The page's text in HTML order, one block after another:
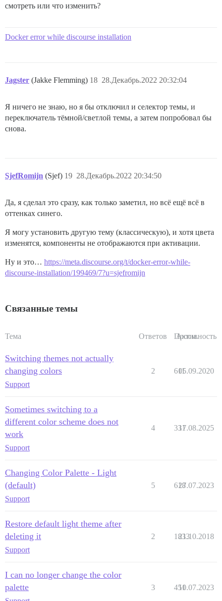
смотреть или что изменить?
Docker error while discourse installation
Jagster (Jakke Flemming) 28.Декабрь.2022 20:32:04
18
Я ничего не знаю, но я бы отключил и селектор темы, и
переключатель тёмной/светлой темы, а затем попробовал бы
снова.
SjefRomijn (Sjef) 28.Декабрь.2022 20:34:50
19
Да, я сделал это сразу, как только заметил, но всё ещё всё в
оттенках синего.
Я могу установить другую тему (классическую), и хотя цвета
изменятся, компоненты не отображаются при активации.
Ну и это… https://meta.discourse.org/t/docker-error-while-
discourse-installation/199469/7?u=sjefromijn
Связанные темы
Тема Ответов Просм.
Активность
Switching themes not actually
changing colors
Support
2 611
05.09.2020
Sometimes switching to a
different color scheme does not
work
Support
4 331
17.08.2025
Changing Color Palette - Light
(default)
Support
5 618
27.07.2023
Restore default light theme after
deleting it
Support
2 1833
21.10.2018
I can no longer change the color
palette
3 451
10.07.2023